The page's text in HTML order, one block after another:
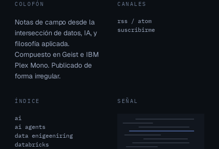
COLOFÓN
Notas de campo desde la
intersección de datos, IA, y
filosofía aplicada.
Compuesto en Geist e IBM
Plex Mono. Publicado de
forma irregular.
CANALES
rss / atom
suscribirme
ÍNDICE
ai
ai agents
data enigeeniring
databricks
SEÑAL